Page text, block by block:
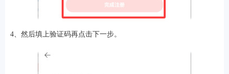
4、然后填上验证码再点击下一步。